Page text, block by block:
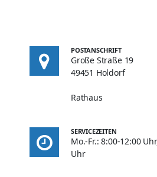
POSTANSCHRIFT
Große Straße 19
49451 Holdorf
Rathaus
SERVICEZEITEN
Mo.-Fr.: 8:00-12:00
Uhr